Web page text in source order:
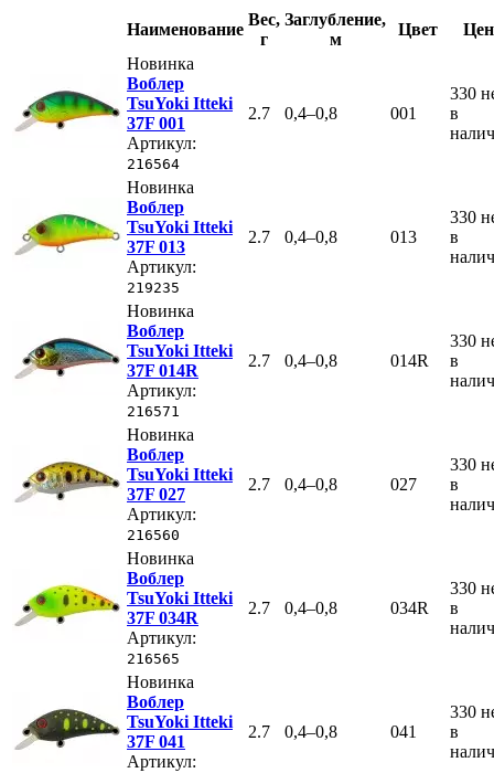
Наименование
Вес,
г
Заглубление,
м
Цвет
Новинка
Воблер
TsuYoki Itteki
37F 001
Артикул:
216564
2.7 0,4–0,8 001
330
в
Новинка
Воблер
TsuYoki Itteki
37F 013
Артикул:
219235
2.7 0,4–0,8 013
330
в
Новинка
Воблер
TsuYoki Itteki
37F 014R
Артикул:
216571
2.7 0,4–0,8 014R
330
в
Новинка
Воблер
TsuYoki Itteki
37F 027
Артикул:
216560
2.7 0,4–0,8 027
330
в
Новинка
Воблер
TsuYoki Itteki
37F 034R
Артикул:
216565
2.7 0,4–0,8 034R
330
в
Новинка
Воблер
TsuYoki Itteki
37F 041
Артикул:
2.7 0,4–0,8 041
330
в